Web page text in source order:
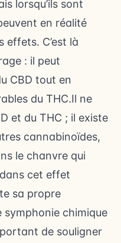
lorsqu’ils sont
en réalité
effets. C’est là
: il peut
CBD tout en
du THC.Il ne
et du THC ; il existe
cannabinoïdes,
le chanvre qui
cet effet
sa propre
chimique
de souligner